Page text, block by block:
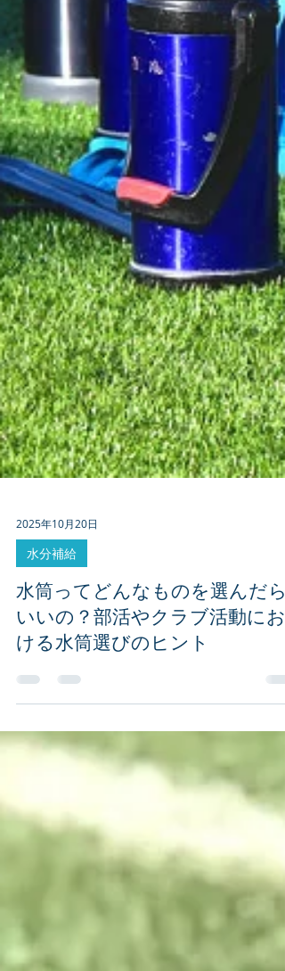
2025年10月20日
水分補給
水筒ってどんなものを選んだら
ける水筒選びのヒント